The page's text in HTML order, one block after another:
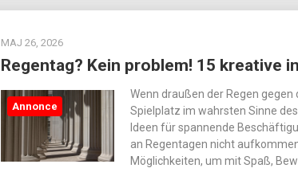
MAJ 26, 2026
Regentag? Kein problem! 15 kreative
Annonce
Wenn draußen der Regen
Spielplatz im wahrsten Sinne
Ideen für spannende
an Regentagen nicht
Möglichkeiten, um mit Spaß,